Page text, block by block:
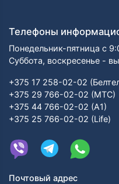
Телефоны
Понедельник-пятница с
Суббота, воскресенье -
+375 17 258-02-02
+375 29 766-02-02 (МТС)
+375 44 766-02-02 (А1)
+375 25 766-02-02 (Life)
Почтовый адрес